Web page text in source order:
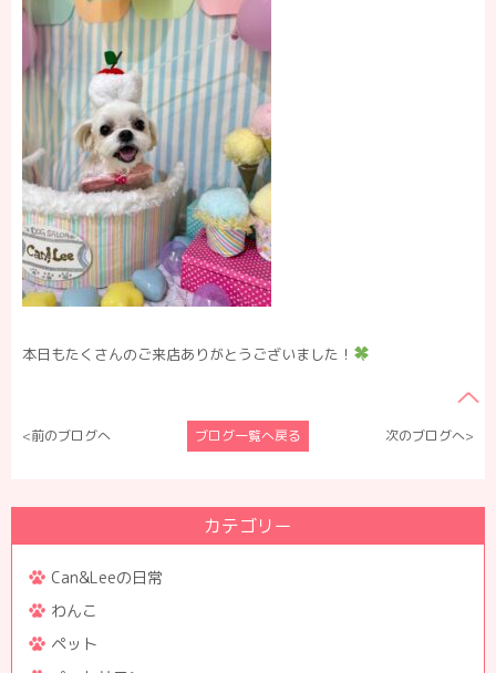
本日もたくさんのご来店ありがとうございました！
<前のブログへ ブログ一覧へ戻る 次のブログへ>
カテゴリー
Can&Leeの日常
わんこ
ペット